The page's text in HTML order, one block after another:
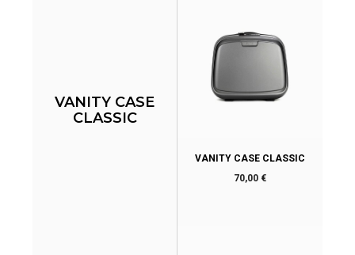
VANITY CASE
CLASSIC
VANITY CASE CLASSIC
Prix
70,00 €